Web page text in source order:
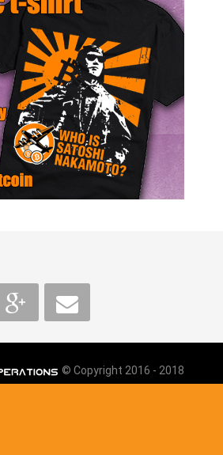
© Copyright 2016 - 2018